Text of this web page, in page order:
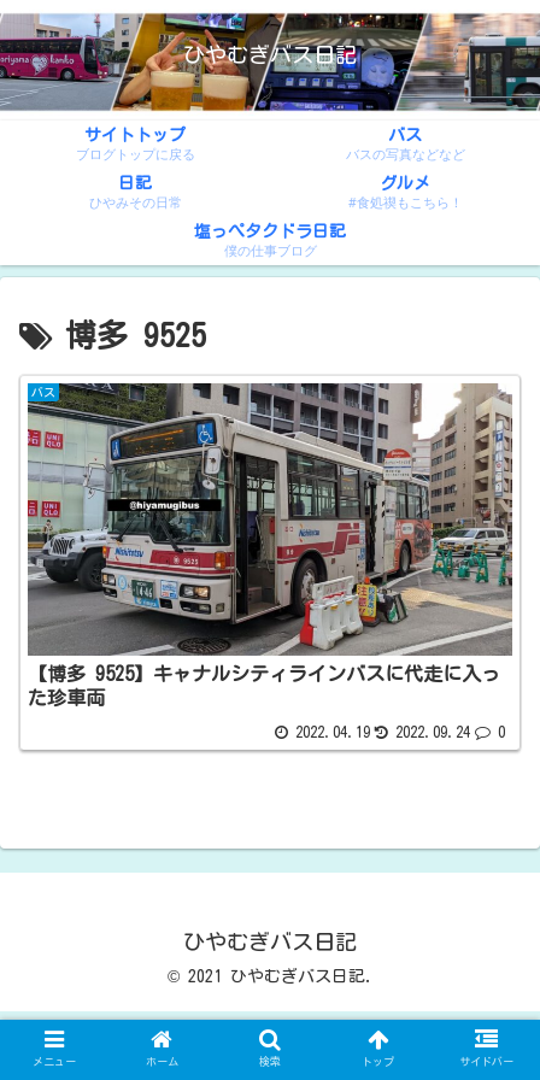
ひやむぎバス日記
サイトトップ
ブログトップに戻る
バス
バスの写真などなど
日記
ひやみその日常
グルメ
#食処禊もこちら！
塩っぺタクドラ日記
僕の仕事ブログ
博多 9525
バス
【博多 9525】キャナルシティラインバスに代走に入っ
た珍車両
2022.04.19 2022.09.24 0
ひやむぎバス日記
© 2021 ひやむぎバス日記.
メニュー ホーム 検索 トップ サイドバー